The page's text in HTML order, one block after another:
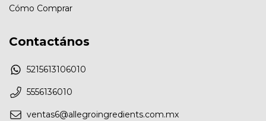
Cómo Comprar
Contactános
5215613106010
5556136010
ventas6@allegroingredients.com.mx